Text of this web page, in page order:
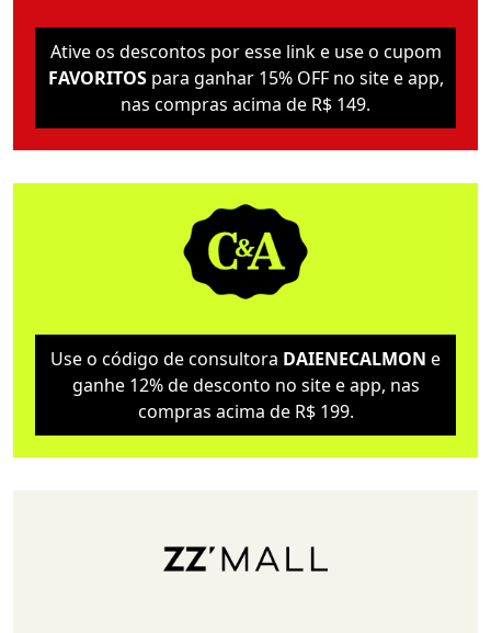
Ative os descontos por esse link e use o cupom
FAVORITOSpara ganhar 15% OFF no site e app,
nas compras acima de R$ 149.
Use o código de consultora DAIENECALMON e
ganhe 12% de desconto no site e app, nas
compras acima de R$ 199.